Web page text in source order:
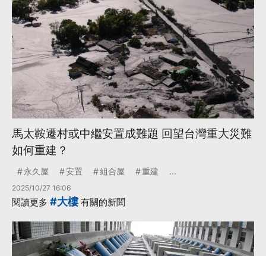
馬太鞍遷村或中繼安置成難題 回望台灣重大災難
如何重建？
永久屋 安置 組合屋 重建 ...
2025/10/27 16:06
閱讀更多 #大樓有關的新聞